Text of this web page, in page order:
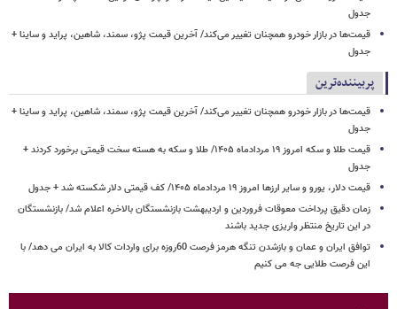
جدول
قیمت‌ها در بازار خودرو همچنان تغییر می‌کند/ آخرین قیمت پژو، سمند، شاهین، پراید و ساینا +
جدول
پربیننده‌ترین
قیمت‌ها در بازار خودرو همچنان تغییر می‌کند/ آخرین قیمت پژو، سمند، شاهین، پراید و ساینا +
جدول
قیمت طلا و سکه امروز ۱۹ مردادماه ۱۴۰۵/ طلا و سکه به هسته سخت قیمتی برخورد کردند +
جدول
قیمت دلار، یورو و سایر ارزها امروز ۱۹ مردادماه ۱۴۰۵/ کف قیمتی دلار شکسته شد + جدول
زمان دقیق پرداخت معوقات فروردین و اردیبهشت بازنشستگان بالاخره اعلام شد/ بازنشستگان
در این تاریخ منتظر واریزی جدید باشند
توافق ایران و عمان و بازشدن تنگه هرمز فرصت 60روزه برای واردات کالا به ایران می دهد/ با
این فرصت طلایی جه می کنیم